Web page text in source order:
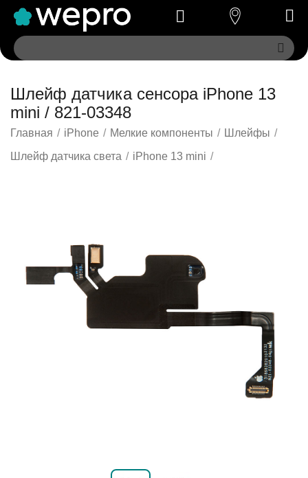
Шлейф датчика сенсора iPhone 13
mini / 821-03348
Главная / iPhone / Мелкие компоненты / Шлейфы /
Шлейф датчика света / iPhone 13 mini /